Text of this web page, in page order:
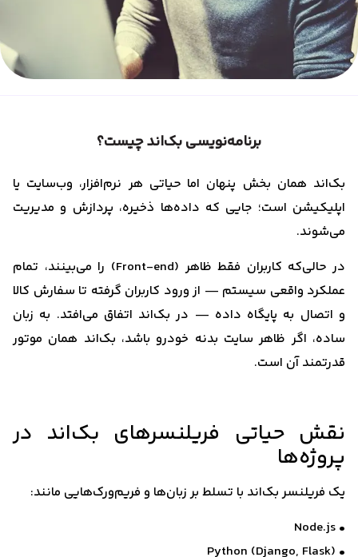
برنامه‌نویسی بک‌اند چیست؟
بک‌اند همان بخش پنهان اما حیاتی هر نرم‌افزار، وب‌سایت یا
اپلیکیشن است؛ جایی که داده‌ها ذخیره، پردازش و مدیریت
می‌شوند.
در حالی‌که کاربران فقط ظاهر (Front-end) را می‌بینند، تمام
عملکرد واقعی سیستم — از ورود کاربران گرفته تا سفارش کالا
و اتصال به پایگاه داده — در بک‌اند اتفاق می‌افتد. به زبان
ساده، اگر ظاهر سایت بدنه خودرو باشد، بک‌اند همان موتور
قدرتمند آن است.
نقش حیاتی فریلنسرهای بک‌اند در
پروژه‌ها
یک فریلنسر بک‌اند با تسلط بر زبان‌ها و فریم‌ورک‌هایی مانند:
• Node.js
• Python (Django, Flask)